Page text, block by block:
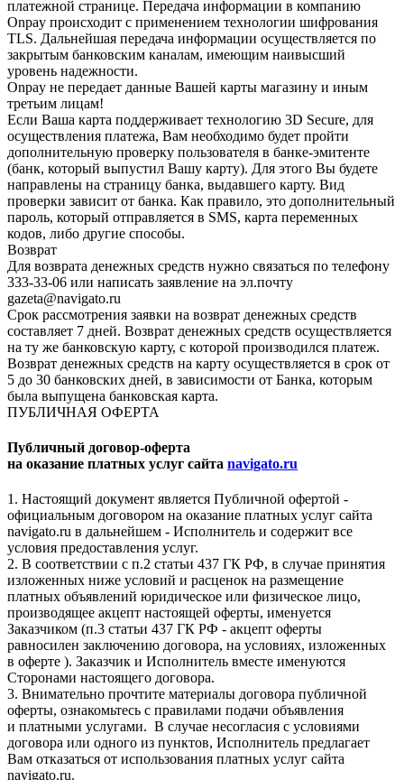
платежной странице. Передача информации в компанию
Onpay происходит с применением технологии шифрования
TLS. Дальнейшая передача информации осуществляется по
закрытым банковским каналам, имеющим наивысший
уровень надежности.
Onpay не передает данные Вашей карты магазину и иным
третьим лицам!
Если Ваша карта поддерживает технологию 3D Secure, для
осуществления платежа, Вам необходимо будет пройти
дополнительную проверку пользователя в банке-эмитенте
(банк, который выпустил Вашу карту). Для этого Вы будете
направлены на страницу банка, выдавшего карту. Вид
проверки зависит от банка. Как правило, это дополнительный
пароль, который отправляется в SMS, карта переменных
кодов, либо другие способы.
Возврат
Для возврата денежных средств нужно связаться по телефону
333-33-06 или написать заявление на эл.почту
gazeta@navigato.ru
Срок рассмотрения заявки на возврат денежных средств
составляет 7 дней. Возврат денежных средств осуществляется
на ту же банковскую карту, с которой производился платеж.
Возврат денежных средств на карту осуществляется в срок от
5 до 30 банковских дней, в зависимости от Банка, которым
была выпущена банковская карта.
ПУБЛИЧНАЯ ОФЕРТА
Публичный договор-оферта
на оказание платных услуг сайта navigato.ru
1. Настоящий документ является Публичной офертой -
официальным договором на оказание платных услуг сайта
navigato.ru в дальнейшем - Исполнитель и содержит все
условия предоставления услуг.
2. В соответствии с п.2 статьи 437 ГК РФ, в случае принятия
изложенных ниже условий и расценок на размещение
платных объявлений юридическое или физическое лицо,
производящее акцепт настоящей оферты, именуется
Заказчиком (п.3 статьи 437 ГК РФ - акцепт оферты
равносилен заключению договора, на условиях, изложенных
в оферте ). Заказчик и Исполнитель вместе именуются
Сторонами настоящего договора.
3. Внимательно прочтите материалы договора публичной
оферты, ознакомьтесь с правилами подачи объявления
и платными услугами. В случае несогласия с условиями
договора или одного из пунктов, Исполнитель предлагает
Вам отказаться от использования платных услуг сайта
navigato.ru.